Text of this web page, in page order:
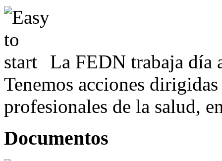
La FEDN trabaja día
Tenemos acciones
profesionales de la salud,
Documentos